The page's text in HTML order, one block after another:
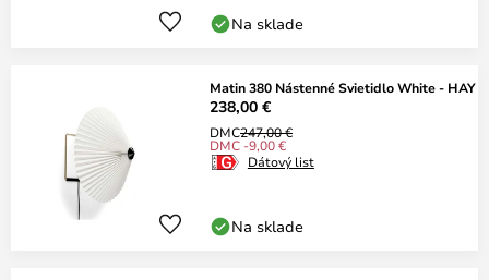
Na sklade
Matin 380 Nástenné Svietidlo White - HAY
238,00 €
DMC247,00 €
DMC -9,00 €
Dátový list
Na sklade